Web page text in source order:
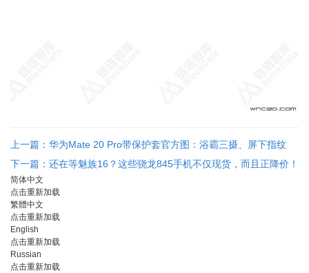
上一篇：华为Mate 20 Pro带保护套官方图：浴霸三摄、屏下指纹
下一篇：还在等魅族16？这些骁龙845手机不仅现货，而且正降价！
...
简体中文
点击重新加载
繁體中文
点击重新加载
English
点击重新加载
Russian
点击重新加载